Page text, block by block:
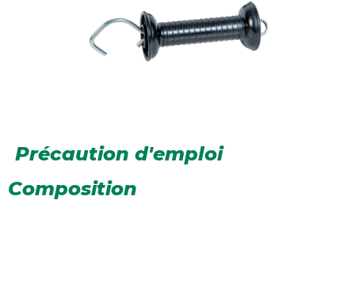
Précaution d'emploi
Composition